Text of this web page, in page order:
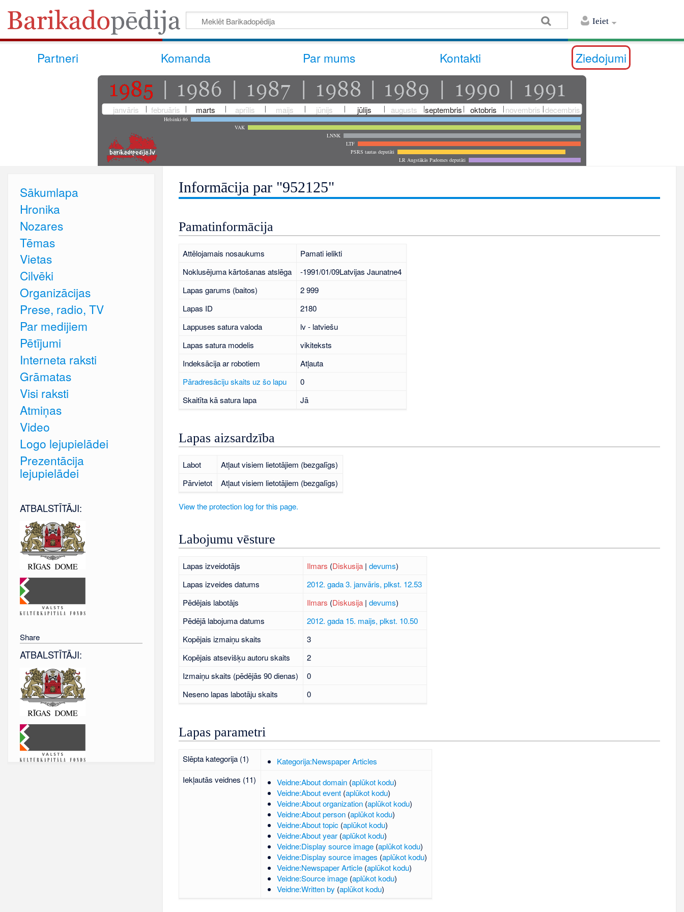
Ieiet
Partneri Komanda Par mums Kontakti Ziedojumi
janvāris februāris marts aprīlis maijs jūnijs jūlijs augusts septembris oktobris novembris decembris
Helsinki-86
VAK
LNNK
LTF
PSRS tautas deputāti
LR Augstākās Padomes deputāti
Informācija par "952125"
Pamatinformācija
Attēlojamais nosaukums
Pamati ielikti
Noklusējuma kārtošanas atslēga
-1991/01/09Latvijas Jaunatne4
Lapas garums (baitos)
2 999
Lapas ID
2180
Lappuses satura valoda
lv - latviešu
Lapas satura modelis
vikiteksts
Indeksācija ar robotiem
Atļauta
Pāradresāciju skaits uz šo lapu
0
Skaitīta kā satura lapa
Jā
Lapas aizsardzība
Labot
Atļaut visiem lietotājiem (bezgalīgs)
Pārvietot
Atļaut visiem lietotājiem (bezgalīgs)
View the protection log for this page.
Labojumu vēsture
Lapas izveidotājs Ilmars (Diskusija |devums)
Lapas izveides datums
2012. gada 3. janvāris, plkst. 12.53
Pēdējais labotājs
Ilmars (Diskusija |devums)
Pēdējā labojuma datums
2012. gada 15. maijs, plkst. 10.50
Kopējais izmaiņu skaits
3
Kopējais atsevišķu autoru skaits
2
Izmaiņu skaits (pēdējās 90 dienas)
0
Neseno lapas labotāju skaits
0
Lapas parametri
Slēpta kategorija (1)
Kategorija:Newspaper Articles
Iekļautās veidnes (11)
Veidne:About domain (aplūkot kodu)
Veidne:About event (aplūkot kodu)
Veidne:About organization (aplūkot kodu)
Veidne:About person (aplūkot kodu)
Veidne:About topic (aplūkot kodu)
Veidne:About year (aplūkot kodu)
Veidne:Display source image (aplūkot kodu)
Veidne:Display source images (aplūkot kodu)
Veidne:Newspaper Article (aplūkot kodu)
Veidne:Source image (aplūkot kodu)
Veidne:Written by (aplūkot kodu)
Sākumlapa
Hronika
Nozares
Tēmas
Vietas
Cilvēki
Organizācijas
Prese, radio, TV
Par medijiem
Pētījumi
Interneta raksti
Grāmatas
Visi raksti
Atmiņas
Video
Logo lejupielādei
Prezentācija
lejupielādei
ATBALSTĪTĀJI:
Share
ATBALSTĪTĀJI: